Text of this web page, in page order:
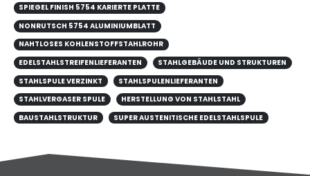
SPIEGEL FINISH 5754 KARIERTE PLATTE
NONRUTSCH 5754 ALUMINIUMBLATT
NAHTLOSES KOHLENSTOFFSTAHLROHR
EDELSTAHLSTREIFENLIEFERANTEN
STAHLGEBÄUDE UND STRUKTUREN
STAHLSPULE VERZINKT
STAHLSPULENLIEFERANTEN
STAHLVERGASER SPULE
HERSTELLUNG VON STAHLSTAHL
BAUSTAHLSTRUKTUR
SUPER AUSTENITISCHE EDELSTAHLSPULE